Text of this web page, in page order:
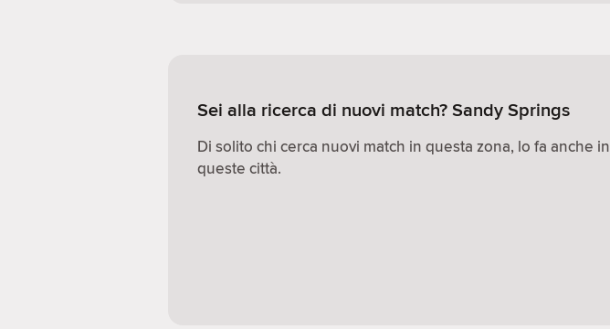
Sei alla ricerca di nuovi match? Sandy Springs
Di solito chi cerca nuovi match in questa zona, lo fa anche in
queste città.